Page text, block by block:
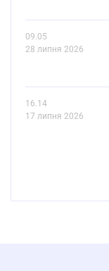
09.05
28 липня 2026
16.14
17 липня 2026